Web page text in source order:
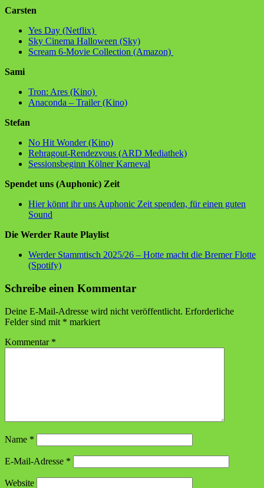
Carsten
Yes Day (Netflix)
Sky Cinema Halloween (Sky)
Scream 6-Movie Collection (Amazon)
Sami
Tron: Ares (Kino)
Anaconda – Trailer (Kino)
Stefan
No Hit Wonder (Kino)
Rehragout-Rendezvous (ARD Mediathek)
Sessionsbeginn Kölner Karneval
Spendet uns (Auphonic) Zeit
Hier könnt ihr uns Auphonic Zeit spenden, für einen guten
Sound
Die Werder Raute Playlist
Werder Stammtisch 2025/26 – Hotte macht die Bremer Flotte
(Spotify)
Schreibe einen Kommentar
Deine E-Mail-Adresse wird nicht veröffentlicht. Erforderliche
Felder sind mit * markiert
Kommentar *
Name *
E-Mail-Adresse *
Website